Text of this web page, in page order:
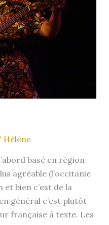
Hélène
basé en région
agréable (l’occitanie
bien c’est de la
général c’est plutôt
française à texte. Les